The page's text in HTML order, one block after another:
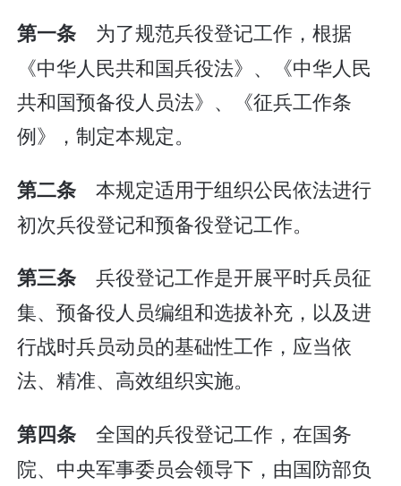
第一条 为了规范兵役登记工作，根据
《中华人民共和国兵役法》、《中华人民
共和国预备役人员法》、《征兵工作条
例》，制定本规定。
第二条本规定适用于组织公民依法进行
初次兵役登记和预备役登记工作。
第三条兵役登记工作是开展平时兵员征
集、预备役人员编组和选拔补充，以及进
行战时兵员动员的基础性工作，应当依
法、精准、高效组织实施。
第四条全国的兵役登记工作，在国务
院、中央军事委员会领导下，由国防部负